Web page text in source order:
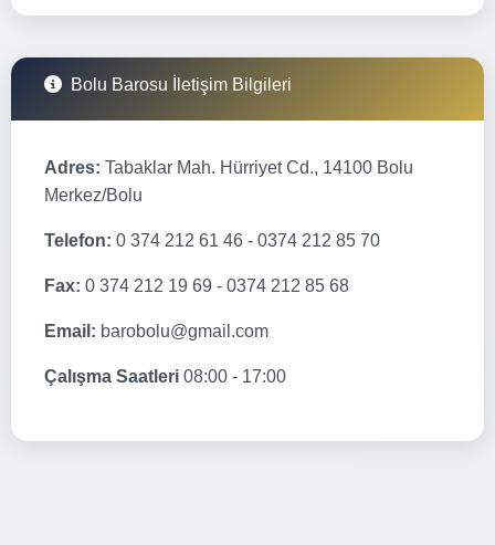
Bolu Barosu İletişim Bilgileri
Adres: Tabaklar Mah. Hürriyet Cd., 14100 Bolu
Merkez/Bolu
Telefon: 0 374 212 61 46 - 0374 212 85 70
Fax: 0 374 212 19 69 - 0374 212 85 68
Email: barobolu@gmail.com
Çalışma Saatleri 08:00 - 17:00